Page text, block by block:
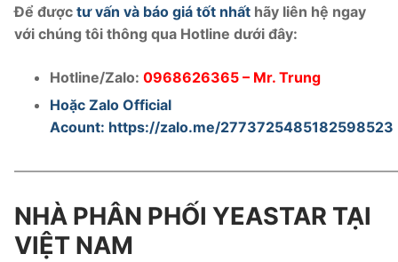
Để được tư vấn và báo giá tốt nhất hãy liên hệ ngay
với chúng tôi thông qua Hotline dưới đây:
Hotline/Zalo: 0968626365 – Mr. Trung
Hoặc Zalo Official
Acount: https://zalo.me/2773725485182598523
NHÀ PHÂN PHỐI YEASTAR TẠI
VIỆT NAM